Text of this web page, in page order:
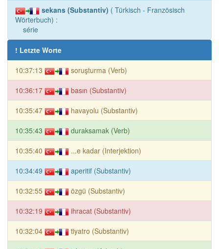
sekans (Substantiv) ( Türkisch - Französisch
Wörterbuch) :
série
! Letzte Worte
10:37:13 soruşturma (Verb)
10:36:17 basın (Substantiv)
10:35:47 havayolu (Substantiv)
10:35:43 duraksamak (Verb)
10:35:40 ...e kadar (Interjektion)
10:34:49 aperitif (Substantiv)
10:32:55 özgü (Substantiv)
10:32:19 ihracat (Substantiv)
10:32:04 tiyatro (Substantiv)